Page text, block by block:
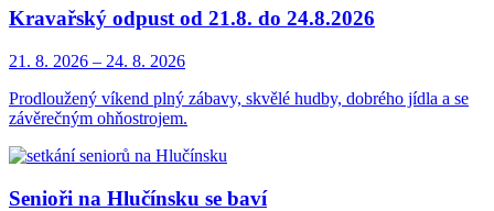
Kravařský odpust od 21.8. do 24.8.2026
21. 8. 2026 – 24. 8. 2026
Prodloužený víkend plný zábavy, skvělé hudby, dobrého jídla a se
závěrečným ohňostrojem.
Senioři na Hlučínsku se baví